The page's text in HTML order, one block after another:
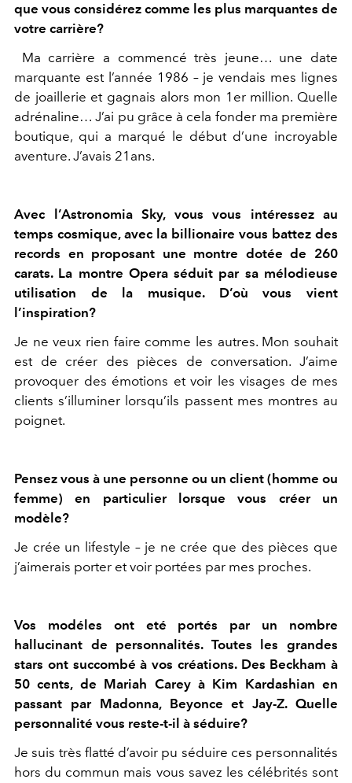
que vous considérez comme les plus marquantes de
votre carrière?
Ma carrière a commencé très jeune… une date
marquante est l’année 1986 – je vendais mes lignes
de joaillerie et gagnais alors mon 1er million. Quelle
adrénaline… J’ai pu grâce à cela fonder ma première
boutique, qui a marqué le début d’une incroyable
aventure. J’avais 21ans.
Avec l’Astronomia Sky, vous vous intéressez au
temps cosmique, avec la billionaire vous battez des
records en proposant une montre dotée de 260
carats. La montre Opera séduit par sa mélodieuse
utilisation de la musique. D’où vous vient
l’inspiration?
Je ne veux rien faire comme les autres. Mon souhait
est de créer des pièces de conversation. J’aime
provoquer des émotions et voir les visages de mes
clients s’illuminer lorsqu’ils passent mes montres au
poignet.
Pensez vous à une personne ou un client (homme ou
femme) en particulier lorsque vous créer un
modèle?
Je crée un lifestyle – je ne crée que des pièces que
j’aimerais porter et voir portées par mes proches.
Vos modéles ont eté portés par un nombre
hallucinant de personnalités. Toutes les grandes
stars ont succombé à vos créations. Des Beckham à
50 cents, de Mariah Carey à Kim Kardashian en
passant par Madonna, Beyonce et Jay-Z. Quelle
personnalité vous reste-t-il à séduire?
Je suis très flatté d’avoir pu séduire ces personnalités
hors du commun mais vous savez les célébrités sont